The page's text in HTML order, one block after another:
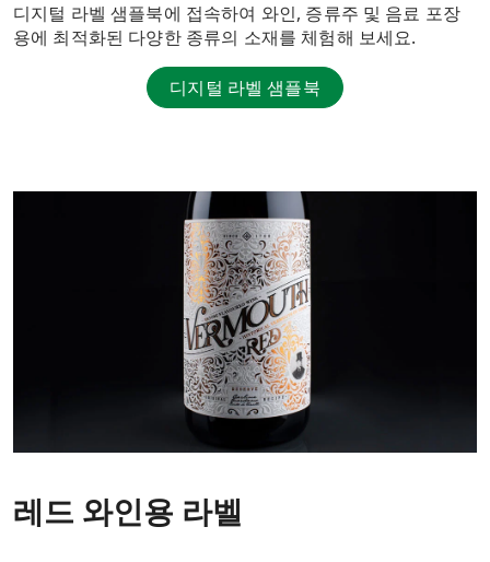
디지털 라벨 샘플북에 접속하여 와인, 증류주 및 음료 포장
용에 최적화된 다양한 종류의 소재를 체험해 보세요.
디지털 라벨 샘플북
레드 와인용 라벨